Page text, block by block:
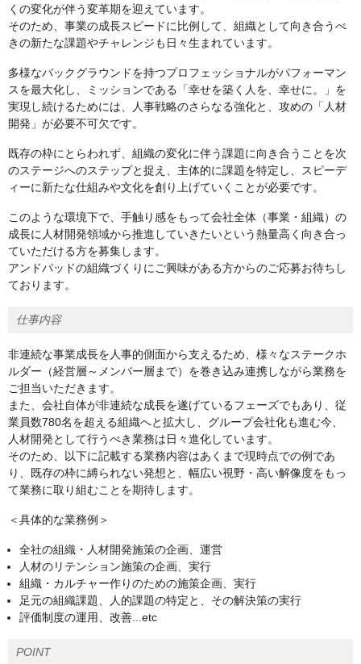
くの変化が伴う変革期を迎えています。
そのため、事業の成長スピードに比例して、組織として向き合うべ
きの新たな課題やチャレンジも日々生まれています。
多様なバックグラウンドを持つプロフェッショナルがパフォーマン
スを最大化し、ミッションである「幸せを築く人を、幸せに。」を
実現し続けるためには、人事戦略のさらなる強化と、攻めの「人材
開発」が必要不可欠です。
既存の枠にとらわれず、組織の変化に伴う課題に向き合うことを次
のステージへのステップと捉え、主体的に課題を特定し、スピーデ
ィーに新たな仕組みや文化を創り上げていくことが必要です。
このような環境下で、手触り感をもって会社全体（事業・組織）の
成長に人材開発領域から推進していきたいという熱量高く向き合っ
ていただける方を募集します。
アンドパッドの組織づくりにご興味がある方からのご応募お待ちし
ております。
仕事内容
非連続な事業成長を人事的側面から支えるため、様々なステークホ
ルダー（経営層～メンバー層まで）を巻き込み連携しながら業務を
ご担当いただきます。
また、会社自体が非連続な成長を遂げているフェーズでもあり、従
業員数780名を超える組織へと拡大し、グループ会社化も進む今、
人材開発として行うべき業務は日々進化しています。
そのため、以下に記載する業務内容はあくまで現時点での例であ
り、既存の枠に縛られない発想と、幅広い視野・高い解像度をもっ
て業務に取り組むことを期待します。
＜具体的な業務例＞
全社の組織・人材開発施策の企画、運営
人材のリテンション施策の企画、実行
組織・カルチャー作りのための施策企画、実行
足元の組織課題、人的課題の特定と、その解決策の実行
評価制度の運用、改善...etc
POINT